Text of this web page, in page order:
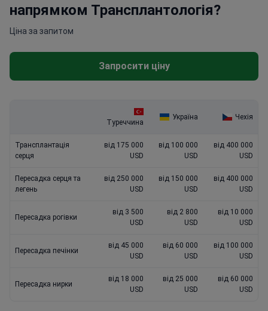
напрямком Трансплантологія?
Ціна за запитом
Запросити ціну
Туреччина
Україна Чехія
Трансплантація
серця
від 175 000
USD
від 100 000
USD
від 400 000
USD
Пересадка серця та
легень
від 250 000
USD
від 150 000
USD
від 400 000
USD
Пересадка рогівки
від 3 500
USD
від 2 800
USD
від 10 000
USD
Пересадка печінки
від 45 000
USD
від 60 000
USD
від 100 000
USD
Пересадка нирки
від 18 000
USD
від 25 000
USD
від 60 000
USD